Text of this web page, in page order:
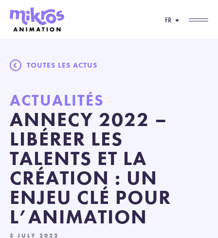
FR
TOUTES LES ACTUS
ACTUALITÉS
ANNECY 2022 –
LIBÉRER LES
TALENTS ET LA
CRÉATION : UN
ENJEU CLÉ POUR
L’ANIMATION
5 JULY 2022